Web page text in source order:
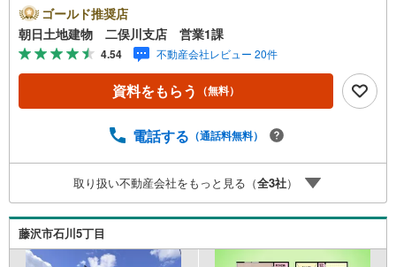
ーナーなど、お子様にも退屈せずにお過ごし頂けます。■
テレワークで作業効率のUP化オウチ時間で人生を豊かにす
るためにONとOFFを切り替えて、家族との時間も増えて幸
せマイホームを！■ 住宅ローンのご相談承ります。■住まい
選びはフィーリングも大切です。現地の空気や雰囲気を感
じてみましょう。営業スタッフまでお問合せくださいま
そうですが住まい選びはフィーリングも大切です。現地の
情報ですお客様のこだわりを聞かせてください！■ ご来店
時にはお車の無料提携駐車場ございます。詳しくは営業ス
タッフまでお問合せくださいませ！■周辺の教育施設やスー
パー、ドラックストア等の情報、災害情報等がわかる「物
件レポート」お渡します■他の物件と併せてご案内もOK-ご
自宅や指定場所から無料送迎もOK-当日見学もOKです！
ゴールド推奨店
朝日土地建物 二俣川支店 営業1課
4.54 不動産会社レビュー 20件
資料をもらう （無料）
電話する （通話料無料）
取り扱い不動産会社をもっと見る（全3社）
藤沢市石川5丁目